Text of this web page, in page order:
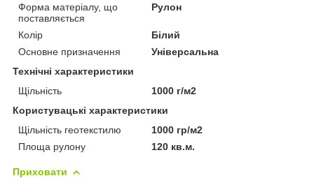
Форма матеріалу, що
поставляється
Рулон
Колір
Білий
Основне призначення
Універсальна
Технічні характеристики
Щільність
1000 г/м2
Користувацькі характеристики
Щільність геотекстилю
1000 гр/м2
Площа рулону
120 кв.м.
Приховати